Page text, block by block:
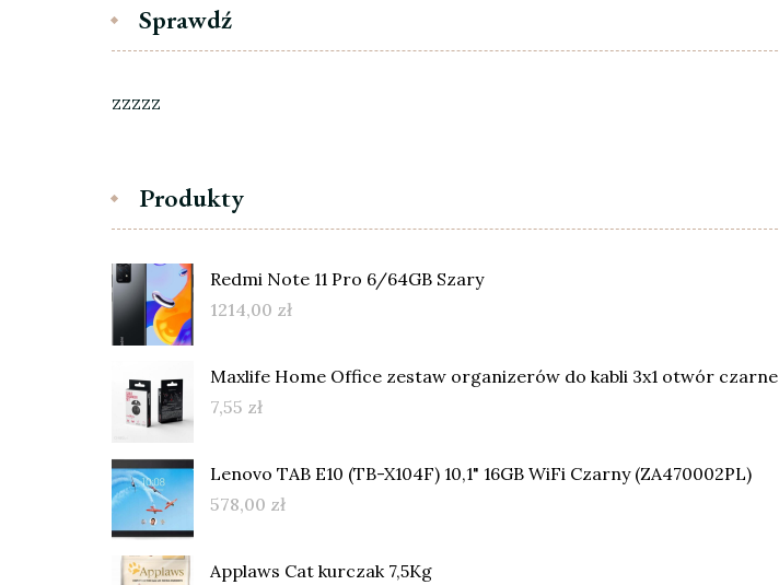
Sprawdź
zzzzz
Produkty
Redmi Note 11 Pro 6/64GB Szary
1214,00 zł
Maxlife Home Office zestaw organizerów do kabli 3x1 otwór czarne
7,55 zł
Lenovo TAB E10 (TB-X104F) 10,1" 16GB WiFi Czarny (ZA470002PL)
578,00 zł
Applaws Cat kurczak 7,5Kg